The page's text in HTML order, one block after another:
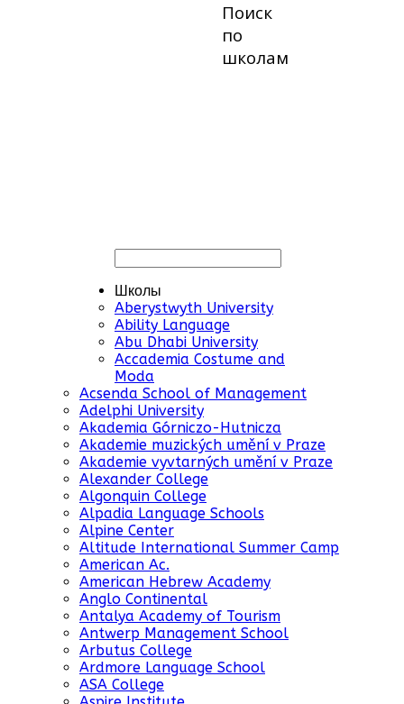
Поиск
по
школам
Школы
Aberystwyth University
Ability Language
Abu Dhabi University
Accademia Costume and
Moda
Acsenda School of Management
Adelphi University
Akademia Górniczo-Hutnicza
Akademie muzických umění v Praze
Akademie vyvtarných umění v Praze
Alexander College
Algonquin College
Alpadia Language Schools
Alpine Center
Altitude International Summer Camp
American Ac.
American Hebrew Academy
Anglo Continental
Antalya Academy of Tourism
Antwerp Management School
Arbutus College
Ardmore Language School
ASA College